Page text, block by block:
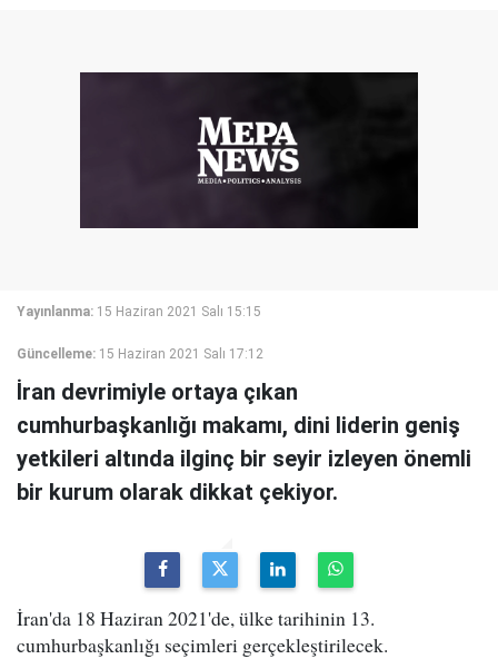
Yayınlanma: 15 Haziran 2021 Salı 15:15
Güncelleme: 15 Haziran 2021 Salı 17:12
İran devrimiyle ortaya çıkan
cumhurbaşkanlığı makamı, dini liderin geniş
yetkileri altında ilginç bir seyir izleyen önemli
bir kurum olarak dikkat çekiyor.
İran'da 18 Haziran 2021'de, ülke tarihinin 13.
cumhurbaşkanlığı seçimleri gerçekleştirilecek.